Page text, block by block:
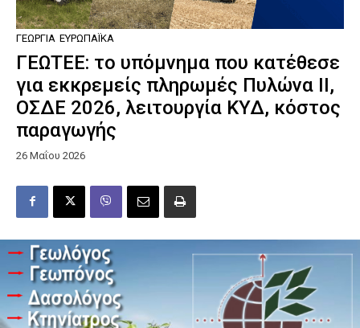
ΓΕΩΡΓΊΑ ΕΥΡΩΠΑΪΚΆ
ΓΕΩΤΕΕ: το υπόμνημα που κατέθεσε
για εκκρεμείς πληρωμές Πυλώνα ΙΙ,
ΟΣΔΕ 2026, λειτουργία ΚΥΔ, κόστος
παραγωγής
26 Μαΐου 2026